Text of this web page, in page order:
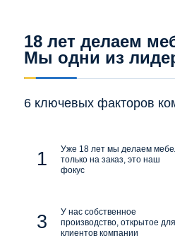
18 лет делаем
Мы одни из
6 ключевых факторов
Уже 18 лет мы делаем
только на заказ, это наш
фокус
У нас собственное
производство, открытое для
клиентов компании